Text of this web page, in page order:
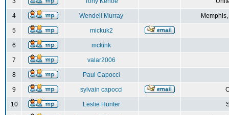
4 Wendell Murray
5 mickuk2
6 mckink
7 valar2006
8 Paul Capocci
9 sylvain capocci
10 Leslie Hunter